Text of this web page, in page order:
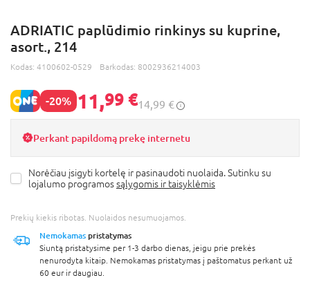
ADRIATIC paplūdimio rinkinys su kuprine,
asort., 214
Kodas: 4100602-0529 Barkodas: 8002936214003
-20% 11,99 €14,99 €
Perkant papildomą prekę internetu
Norėčiau įsigyti kortelę ir pasinaudoti nuolaida. Sutinku su
lojalumo programossąlygomis ir taisyklėmis
Prekių kiekis ribotas. Nuolaidos nesumuojamos.
Nemokamas pristatymas
Siuntą pristatysime per 1-3 darbo dienas, jeigu prie prekės
nenurodyta kitaip. Nemokamas pristatymas į paštomatus perkant už
60 eur ir daugiau.